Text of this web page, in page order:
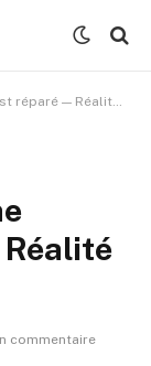
ou fausse croyance ?
commentaire